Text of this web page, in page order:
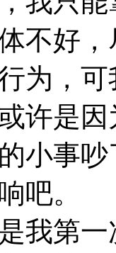
不好
为，
许是
小事
吧。
第一